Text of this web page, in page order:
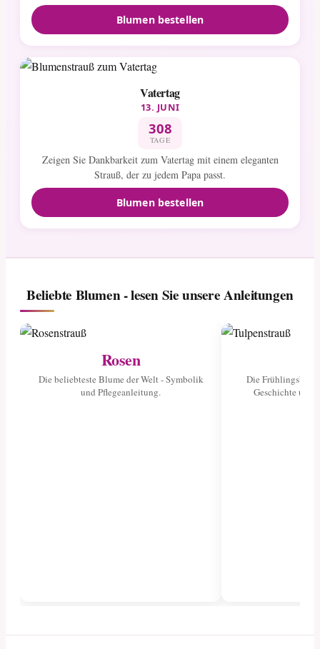
Blumen bestellen
Vatertag
13. JUNI
308
TAGE
Zeigen Sie Dankbarkeit zum Vatertag mit einem eleganten
Strauß, der zu jedem Papa passt.
Blumen bestellen
Beliebte Blumen - lesen Sie unsere Anleitungen
Rosen
Die beliebteste Blume der Welt - Symbolik
und Pflegeanleitung.
Die
Geschichte und